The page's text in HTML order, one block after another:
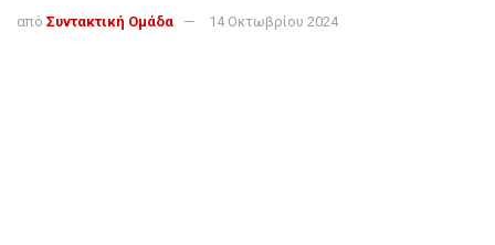
από Συντακτική Ομάδα 14 Οκτωβρίου 2024